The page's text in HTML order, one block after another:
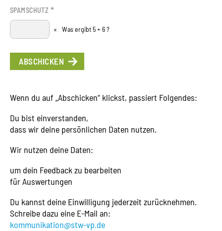
SPAMSCHUTZ *
« Was ergibt 5 + 6 ?
Wenn du auf „Abschicken“ klickst, passiert Folgendes:
Du bist einverstanden,
dass wir deine persönlichen Daten nutzen.
Wir nutzen deine Daten:
um dein Feedback zu bearbeiten
für Auswertungen
Du kannst deine Einwilligung jederzeit zurücknehmen.
Schreibe dazu eine E-Mail an:
kommunikation@stw-vp.de